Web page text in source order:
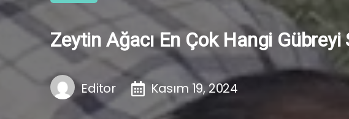
Zeytin Ağacı En Çok Hangi Gübreyi
Editor Kasım 19, 2024